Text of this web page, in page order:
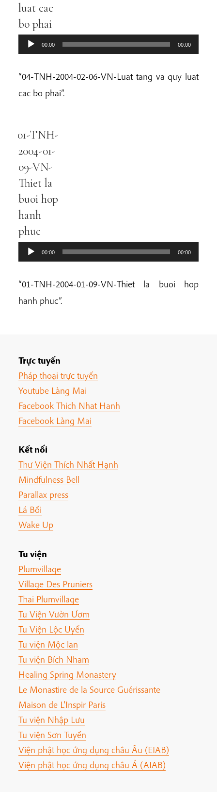
luat cac
bo phai
00:00 00:00
“04-TNH-2004-02-06-VN-Luat tang va quy luat
cac bo phai”.
01-TNH-
2004-01-
09-VN-
Thiet la
buoi hop
hanh
phuc
00:00 00:00
“01-TNH-2004-01-09-VN-Thiet la buoi hop
hanh phuc”.
Trực tuyến
Pháp thoại trực tuyến
Youtube Làng Mai
Facebook Thich Nhat Hanh
Facebook Làng Mai
Kết nối
Thư Viện Thích Nhất Hạnh
Mindfulness Bell
Parallax press
Lá Bối
Wake Up
Tu viện
Plumvillage
Village Des Pruniers
Thai Plumvillage
Tu Viện Vườn Ươm
Tu Viện Lộc Uyển
Tu viện Mộc lan
Tu viện Bích Nham
Healing Spring Monastery
Le Monastire de la Source Guérissante
Maison de L'Inspir Paris
Tu viện Nhập Lưu
Tu viện Sơn Tuyền
Viện phật học ứng dụng châu Âu (EIAB)
Viện phật học ứng dụng châu Á (AIAB)